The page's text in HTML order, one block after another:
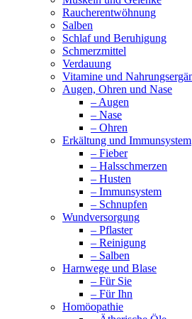
Raucherentwöhnung
Salben
Schlaf und Beruhigung
Schmerzmittel
Verdauung
Vitamine und
Augen, Ohren und Nase
– Augen
– Nase
– Ohren
Erkältung und Immunsystem
– Fieber
– Halsschmerzen
– Husten
– Immunsystem
– Schnupfen
Wundversorgung
– Pflaster
– Reinigung
– Salben
Harnwege und Blase
– Für Sie
– Für Ihn
Homöopathie